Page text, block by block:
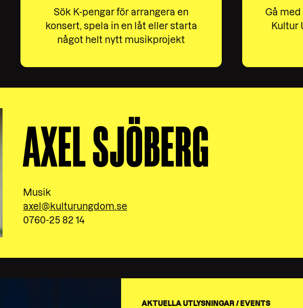
Sök K-pengar för arrangera en
konsert, spela in en låt eller starta
något helt nytt musikprojekt
Gå med
Kultur
AXEL SJÖBERG
Musik
axel@kulturungdom.se
0760-25 82 14
AKTUELLA UTLYSNINGAR / EVENTS